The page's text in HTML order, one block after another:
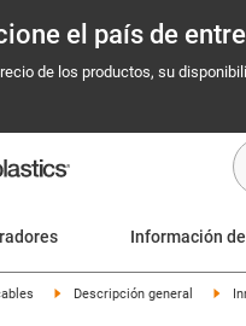
el país de
de los productos, su
Información
Descripción general